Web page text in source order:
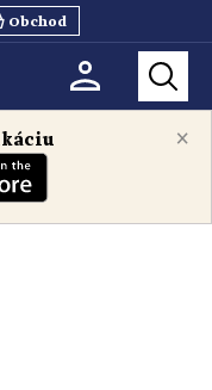
Obchod
×